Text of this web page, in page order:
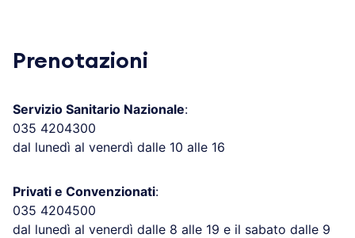
Prenotazioni
Servizio Sanitario Nazionale:
035 4204300
dal lunedì al venerdì dalle 10 alle 16
Privati e Convenzionati:
035 4204500
dal lunedì al venerdì dalle 8 alle 19 e il sabato dalle 9